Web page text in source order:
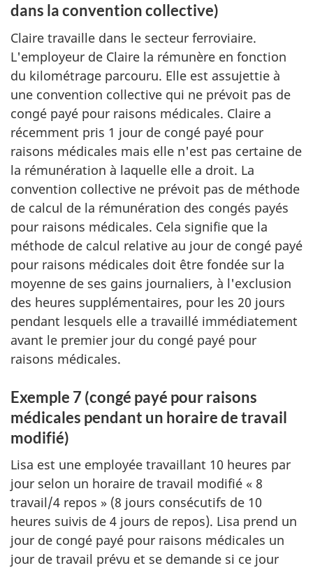
dans la convention collective)
Claire travaille dans le secteur ferroviaire.
L'employeur de Claire la rémunère en fonction
du kilométrage parcouru. Elle est assujettie à
une convention collective qui ne prévoit pas de
congé payé pour raisons médicales. Claire a
récemment pris 1 jour de congé payé pour
raisons médicales mais elle n'est pas certaine de
la rémunération à laquelle elle a droit. La
convention collective ne prévoit pas de méthode
de calcul de la rémunération des congés payés
pour raisons médicales. Cela signifie que la
méthode de calcul relative au jour de congé payé
pour raisons médicales doit être fondée sur la
moyenne de ses gains journaliers, à l'exclusion
des heures supplémentaires, pour les 20 jours
pendant lesquels elle a travaillé immédiatement
avant le premier jour du congé payé pour
raisons médicales.
Exemple 7 (congé payé pour raisons
médicales pendant un horaire de travail
modifié)
Lisa est une employée travaillant 10 heures par
jour selon un horaire de travail modifié « 8
travail/4 repos » (8 jours consécutifs de 10
heures suivis de 4 jours de repos). Lisa prend un
jour de congé payé pour raisons médicales un
jour de travail prévu et se demande si ce jour